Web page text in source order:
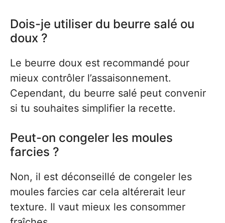
Dois-je utiliser du beurre salé ou
doux ?
Le beurre doux est recommandé pour
mieux contrôler l’assaisonnement.
Cependant, du beurre salé peut convenir
si tu souhaites simplifier la recette.
Peut-on congeler les moules
farcies ?
Non, il est déconseillé de congeler les
moules farcies car cela altérerait leur
texture. Il vaut mieux les consommer